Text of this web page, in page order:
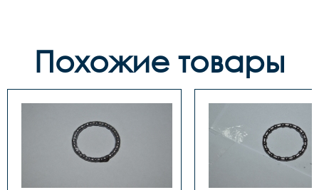
Похожие товары